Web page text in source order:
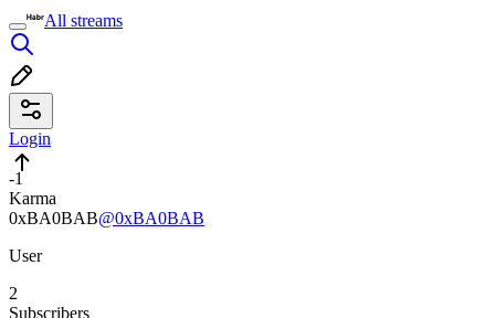
All streams
Login
-1
Karma
0xBA0BAB@0xBA0BAB
User
2
Subscribers